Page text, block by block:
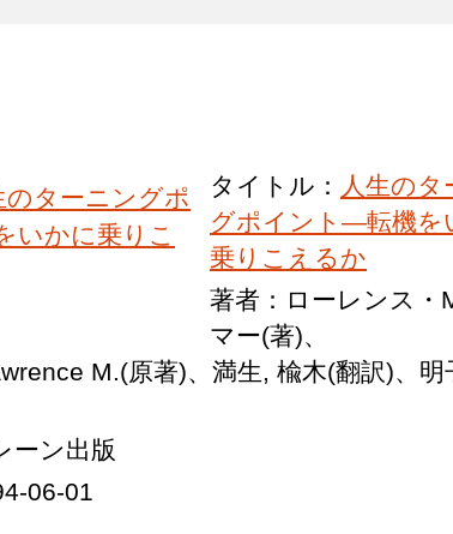
タイトル：
人生のタ
グポイント―転機を
乗りこえるか
著者：ローレンス・
マー(著)、
M.(原著)、満生, 楡木(翻訳)、明
ーン出版
06-01